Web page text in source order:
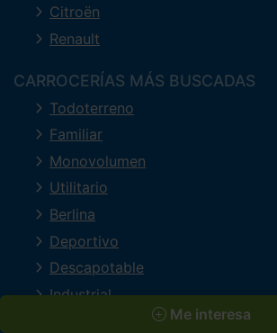
Me interesa
Citroën
Renault
CARROCERÍAS MÁS BUSCADAS
Todoterreno
Familiar
Monovolumen
Utilitario
Berlina
Deportivo
Descapotable
Industrial